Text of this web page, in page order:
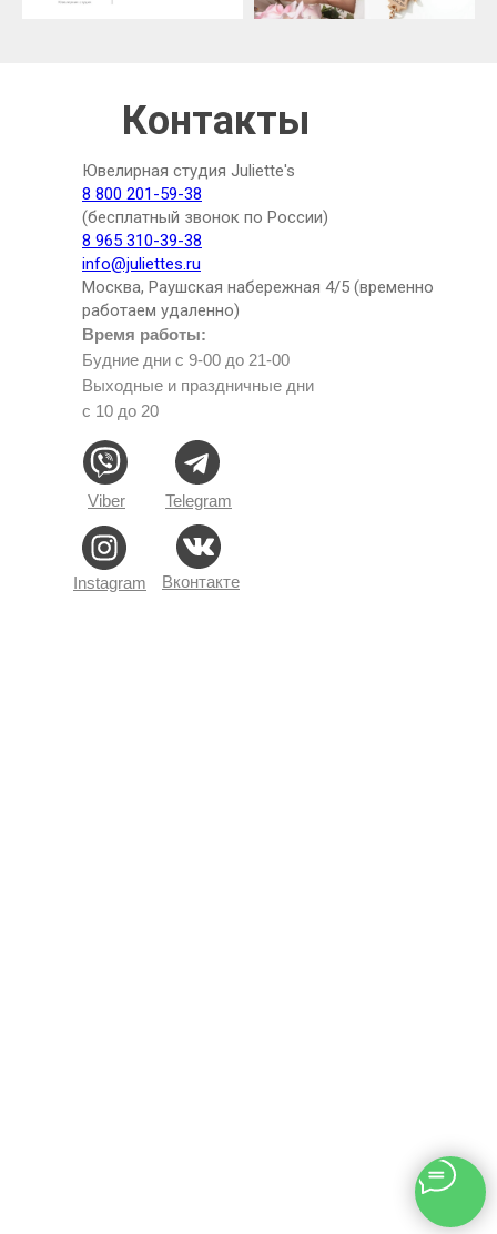
Время работы:
Будние дни с 9-00 до 21-00
Выходные и праздничные дни
с 10 до 20
Telegram
Viber
Instagram
Ювелирная студия Juliette's
8 800 201-59-38
(бесплатный звонок по России)
8 965 310-39-38
info@juliettes.ru
Москва, Раушская набережная 4/5 (временно
работаем удаленно)
Контакты
Вконтакте